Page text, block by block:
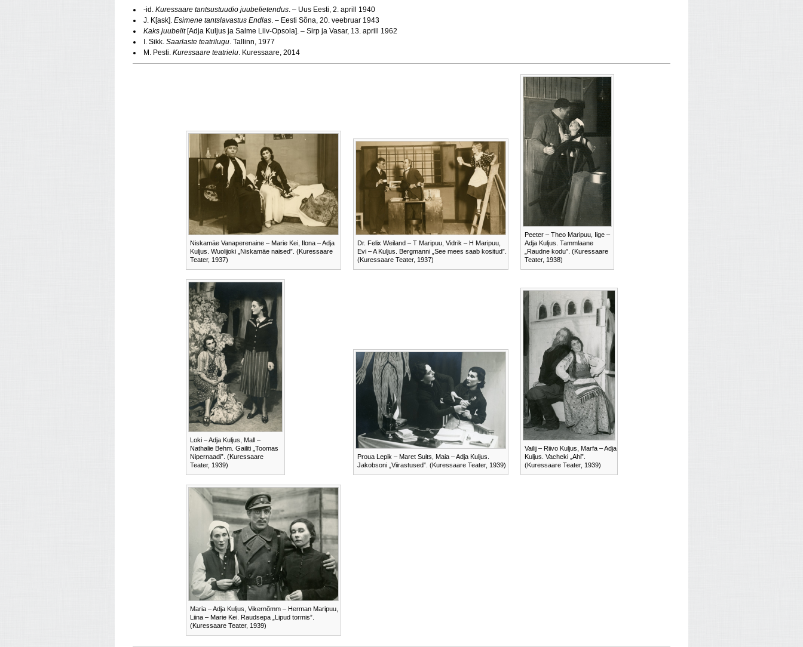
-id. Kuressaare tantsustuudio juubelietendus. – Uus Eesti, 2. aprill 1940
J. K[ask]. Esimene tantslavastus Endlas. – Eesti Sõna, 20. veebruar 1943
Kaks juubelit[Adja Kuljus ja Salme Liiv-Opsola]. – Sirp ja Vasar, 13. aprill 1962
I. Sikk. Saarlaste teatrilugu. Tallinn, 1977
M. Pesti. Kuressaare teatrielu. Kuressaare, 2014
Niskamäe Vanaperenaine – Marie Kei, Ilona – Adja
Kuljus. Wuolijoki „Niskamäe naised”. (Kuressaare
Teater, 1937)
Dr. Felix Weiland – T Maripuu, Vidrik – H Maripuu,
Evi – A Kuljus. Bergmanni „See mees saab kositud”.
(Kuressaare Teater, 1937)
Peeter – Theo Maripuu, Iige –
Adja Kuljus. Tammlaane
„Raudne kodu”. (Kuressaare
Teater, 1938)
Loki – Adja Kuljus, Mall –
Nathalie Behm. Gailiti „Toomas
Nipernaadi”. (Kuressaare
Teater, 1939)
Proua Lepik – Maret Suits, Maia – Adja Kuljus.
Jakobsoni „Viirastused”. (Kuressaare Teater, 1939)
Vailij – Riivo Kuljus, Marfa – Adja
Kuljus. Vacheki „Ahi”.
(Kuressaare Teater, 1939)
Maria – Adja Kuljus, Vikernõmm – Herman Maripuu,
Liina – Marie Kei. Raudsepa „Lipud tormis”.
(Kuressaare Teater, 1939)